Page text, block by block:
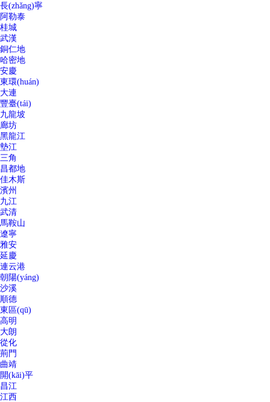
長(zhǎng)寧
阿勒泰
桂城
武漢
銅仁地
哈密地
安慶
東環(huán)
大連
豐臺(tái)
九龍坡
廊坊
黑龍江
墊江
三角
昌都地
佳木斯
濱州
九江
武清
馬鞍山
遼寧
雅安
延慶
連云港
朝陽(yáng)
沙溪
順德
東區(qū)
高明
大朗
從化
荊門
曲靖
開(kāi)平
昌江
江西